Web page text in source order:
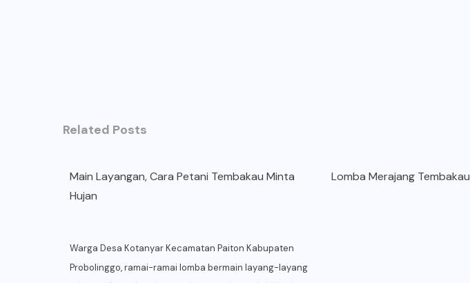
Related Posts
Main Layangan, Cara Petani Tembakau Minta
Hujan
Warga Desa Kotanyar Kecamatan Paiton Kabupaten
Probolinggo, ramai-ramai lomba bermain layang-layang
Lomba Merajang Tembakau